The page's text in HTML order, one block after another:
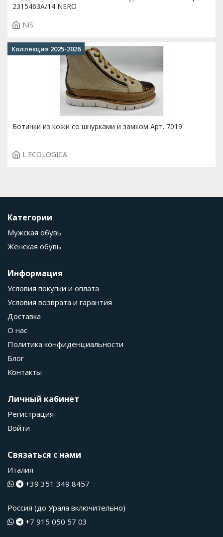
2315463A/14 NERO
NiS
Ботинки из кожи со шнурками и замком Арт. 7019
L'ECOLOGICA
Коллекция 2025-2026
Категории
Мужская обувь
Женская обувь
Информация
Условия покупки и оплата
Условия возврата и гарантия
Доставка
О нас
Политика конфиденциальности
Блог
Контакты
Личный кабинет
Регистрация
Войти
Связаться с нами
Италия
+39 351 349 8457
Россия (до Урала включительно)
+7 915 050 57 03